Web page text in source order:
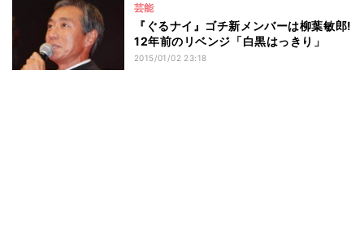
芸能
『ぐるナイ』ゴチ新メンバーは柳葉敏郎!
12年前のリベンジ「白黒はっきり」
2015/01/02 23:18